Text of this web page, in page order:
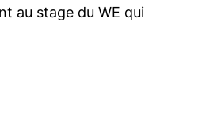
au stage du WE qui